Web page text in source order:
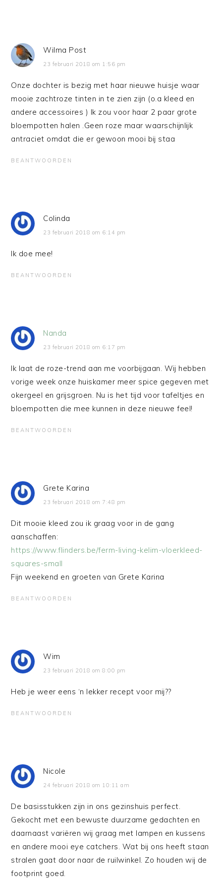
Wilma Post
23 februari 2018 om 1:56 pm
Onze dochter is bezig met haar nieuwe huisje waar
mooie zachtroze tinten in te zien zijn (o.a kleed en
andere accessoires ) Ik zou voor haar 2 paar grote
bloempotten halen .Geen roze maar waarschijnlijk
antraciet omdat die er gewoon mooi bij staa
BEANTWOORDEN
Colinda
23 februari 2018 om 6:14 pm
Ik doe mee!
BEANTWOORDEN
Nanda
23 februari 2018 om 6:17 pm
Ik laat de roze-trend aan me voorbijgaan. Wij hebben
vorige week onze huiskamer meer spice gegeven met
okergeel en grijsgroen. Nu is het tijd voor tafeltjes en
bloempotten die mee kunnen in deze nieuwe feel!
BEANTWOORDEN
Grete Karina
23 februari 2018 om 7:48 pm
Dit mooie kleed zou ik graag voor in de gang
aanschaffen:
https://www.flinders.be/ferm-living-kelim-vloerkleed-
squares-small
Fijn weekend en groeten van Grete Karina
BEANTWOORDEN
Wim
23 februari 2018 om 8:00 pm
Heb je weer eens ‘n lekker recept voor mij??
BEANTWOORDEN
Nicole
24 februari 2018 om 10:11 am
De basisstukken zijn in ons gezinshuis perfect.
Gekocht met een bewuste duurzame gedachten en
daarnaast variëren wij graag met lampen en kussens
en andere mooi eye catchers. Wat bij ons heeft staan
stralen gaat door naar de ruilwinkel. Zo houden wij de
footprint goed.